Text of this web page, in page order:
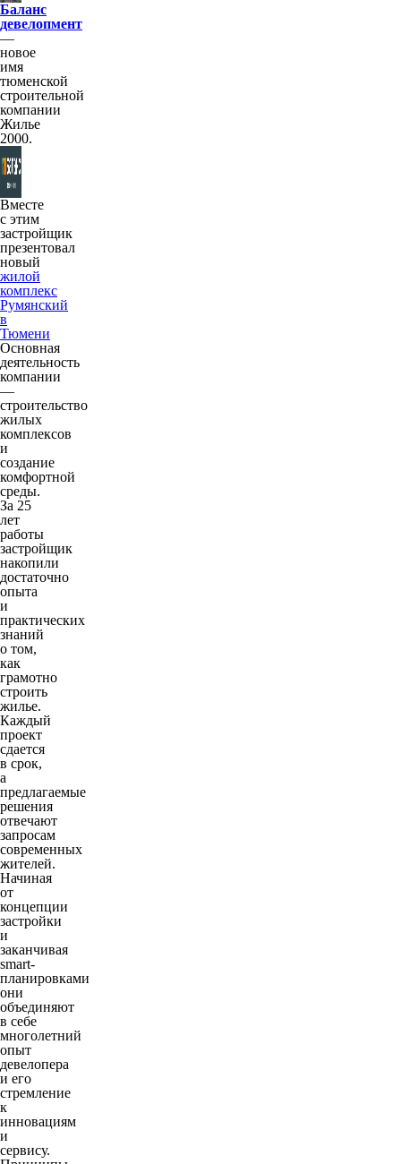
Баланс
девелопмент
—
новое
имя
тюменской
строительной
компании
Жилье
2000.
Вместе
с этим
застройщик
презентовал
новый
жилой
комплекс
Румянский
в
Тюмени
Основная
деятельность
компании
—
строительство
жилых
комплексов
и
создание
комфортной
среды.
За 25
лет
работы
застройщик
накопили
достаточно
опыта
и
практических
знаний
о том,
как
грамотно
строить
жилье.
Каждый
проект
сдается
в срок,
а
предлагаемые
решения
отвечают
запросам
современных
жителей.
Начиная
от
концепции
застройки
и
заканчивая
smart-
планировками
они
объединяют
в себе
многолетний
опыт
девелопера
и его
стремление
к
инновациям
и
сервису.